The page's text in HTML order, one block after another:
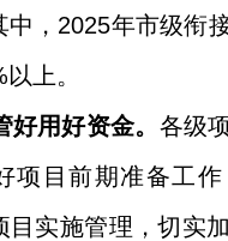
， 2025年市级衔
上。
好用好资金。 各级
项目前期准备工作
目实施管理，切实